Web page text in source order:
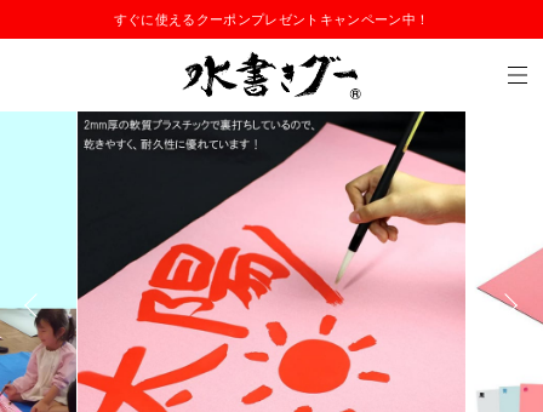
すぐに使えるクーポンプレゼントキャンペーン中！